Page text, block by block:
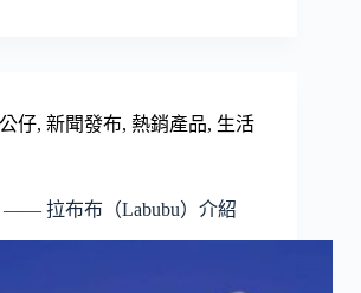
公仔, 新聞發布, 熱銷產品, 生活
—— 拉布布（Labubu）介紹